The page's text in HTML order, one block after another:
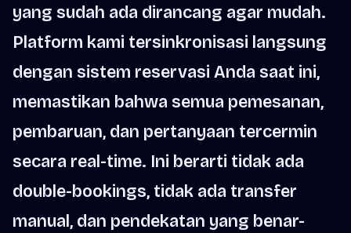
yang sudah ada dirancang agar mudah.
Platform kami tersinkronisasi langsung
dengan sistem reservasi Anda saat ini,
memastikan bahwa semua pemesanan,
pembaruan, dan pertanyaan tercermin
secara real-time. Ini berarti tidak ada
double-bookings, tidak ada transfer
manual, dan pendekatan yang benar-